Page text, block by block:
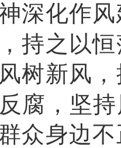
深化作
持之以
树新风
腐，坚
众身边